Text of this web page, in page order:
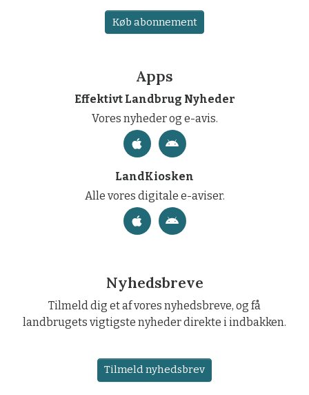
Køb abonnement
Apps
Effektivt Landbrug Nyheder
Vores nyheder og e-avis.
LandKiosken
Alle vores digitale e-aviser.
Nyhedsbreve
Tilmeld dig et af vores nyhedsbreve, og få
landbrugets vigtigste nyheder direkte i indbakken.
Tilmeld nyhedsbrev